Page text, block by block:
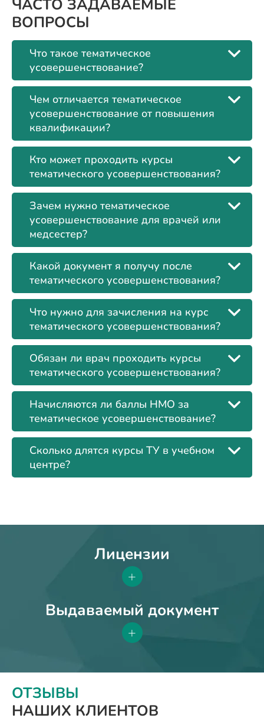
ЧАСТО ЗАДАВАЕМЫЕ
ВОПРОСЫ
Что такое тематическое
усовершенствование?
Чем отличается тематическое
усовершенствование от повышения
квалификации?
Кто может проходить курсы
тематического усовершенствования?
Зачем нужно тематическое
усовершенствование для врачей или
медсестер?
Какой документ я получу после
тематического усовершенствования?
Что нужно для зачисления на курс
тематического усовершенствования?
Обязан ли врач проходить курсы
тематического усовершенствования?
Начисляются ли баллы НМО за
тематическое усовершенствование?
Сколько длятся курсы ТУ в учебном
центре?
Лицензии
+
Выдаваемый документ
+
ОТЗЫВЫ
НАШИХ КЛИЕНТОВ